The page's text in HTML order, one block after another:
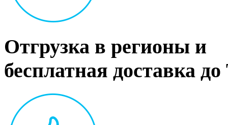
Отгрузка в регионы и
бесплатная доставка